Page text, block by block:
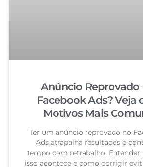
Anúncio Reprovado
Facebook Ads? Veja
Motivos Mais
Ter um anúncio reprovado no
Ads atrapalha resultados e
tempo com retrabalho. Entender
isso acontece e como corrigir